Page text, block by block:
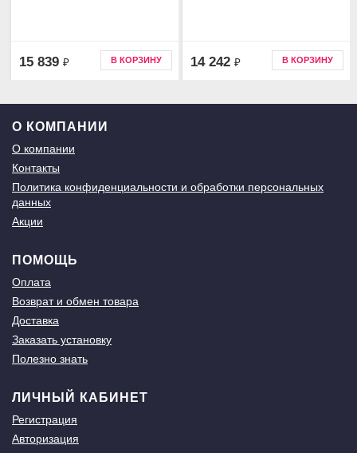
15 839 ₽ В КОРЗИНУ 14 242 ₽ В КОРЗИНУ
О КОМПАНИИ
О компании
Контакты
Политика конфиденциальности и обработки персональных
данных
Акции
ПОМОЩЬ
Оплата
Возврат и обмен товара
Доставка
Заказать установку
Полезно знать
ЛИЧНЫЙ КАБИНЕТ
Регистрация
Авторизация